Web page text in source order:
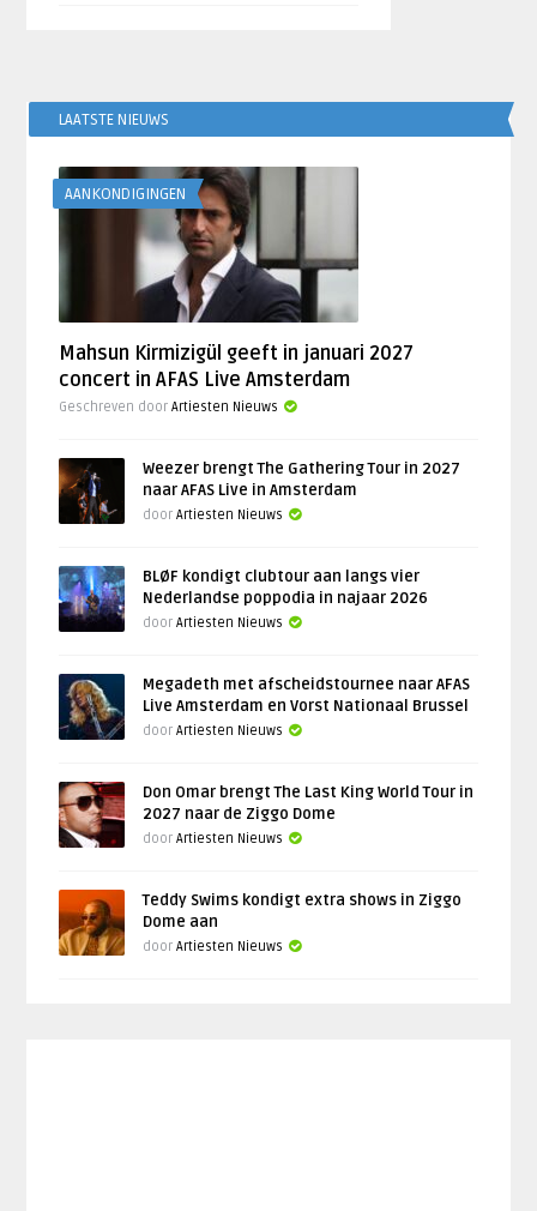
LAATSTE NIEUWS
AANKONDIGINGEN
Mahsun Kirmizigül geeft in januari 2027
concert in AFAS Live Amsterdam
Geschreven doorArtiesten Nieuws
Weezer brengt The Gathering Tour in 2027
naar AFAS Live in Amsterdam
doorArtiesten Nieuws
BLØF kondigt clubtour aan langs vier
Nederlandse poppodia in najaar 2026
doorArtiesten Nieuws
Megadeth met afscheidstournee naar AFAS
Live Amsterdam en Vorst Nationaal Brussel
doorArtiesten Nieuws
Don Omar brengt The Last King World Tour in
2027 naar de Ziggo Dome
doorArtiesten Nieuws
Teddy Swims kondigt extra shows in Ziggo
Dome aan
doorArtiesten Nieuws